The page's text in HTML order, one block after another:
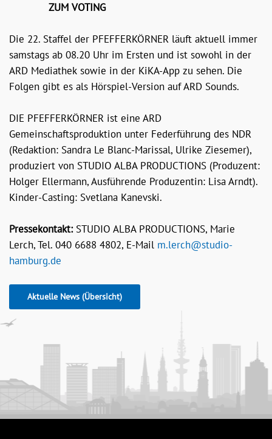
ZUM VOTING
Die 22. Staffel der PFEFFERKÖRNER läuft aktuell immer
samstags ab 08.20 Uhr im Ersten und ist sowohl in der
ARD Mediathek sowie in der KiKA-App zu sehen. Die
Folgen gibt es als Hörspiel-Version auf ARD Sounds.
DIE PFEFFERKÖRNER ist eine ARD
Gemeinschaftsproduktion unter Federführung des NDR
(Redaktion: Sandra Le Blanc-Marissal, Ulrike Ziesemer),
produziert von STUDIO ALBA PRODUCTIONS (Produzent:
Holger Ellermann, Ausführende Produzentin: Lisa Arndt).
Kinder-Casting: Svetlana Kanevski.
Pressekontakt:STUDIO ALBA PRODUCTIONS, Marie
Lerch, Tel. 040 6688 4802, E-Mail m.lerch@studio-
hamburg.de
Aktuelle News (Übersicht)